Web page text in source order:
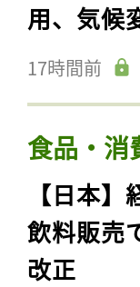
用、気候
17時間前
食品・消
【日本
飲料販売
改正